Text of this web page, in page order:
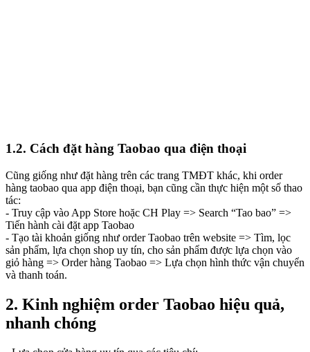
1.2. Cách đặt hàng Taobao qua điện thoại
Cũng giống như đặt hàng trên các trang TMĐT khác, khi order
hàng taobao qua app điện thoại, bạn cũng cần thực hiện một số thao
tác:
- Truy cập vào App Store hoặc CH Play => Search “Tao bao” =>
Tiến hành cài đặt app Taobao
- Tạo tài khoản giống như order Taobao trên website => Tìm, lọc
sản phẩm, lựa chọn shop uy tín, cho sản phẩm được lựa chọn vào
giỏ hàng => Order hàng Taobao => Lựa chọn hình thức vận chuyển
và thanh toán.
2. Kinh nghiệm order Taobao hiệu quả,
nhanh chóng